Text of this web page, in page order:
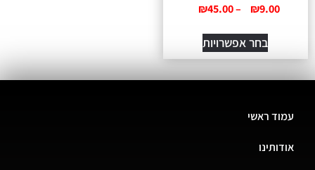
₪9.00
–
₪45.00
בחר אפשרויות
עמוד ראשי
אודותינו